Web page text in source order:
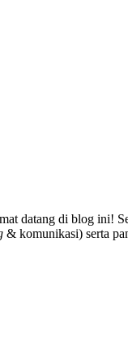
datang di blog ini!
& komunikasi) serta